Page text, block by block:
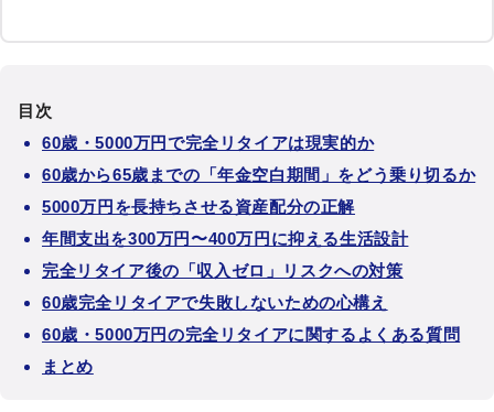
目次
60歳・5000万円で完全リタイアは現実的か
60歳から65歳までの「年金空白期間」をどう乗り切るか
5000万円を長持ちさせる資産配分の正解
年間支出を300万円〜400万円に抑える生活設計
完全リタイア後の「収入ゼロ」リスクへの対策
60歳完全リタイアで失敗しないための心構え
60歳・5000万円の完全リタイアに関するよくある質問
まとめ